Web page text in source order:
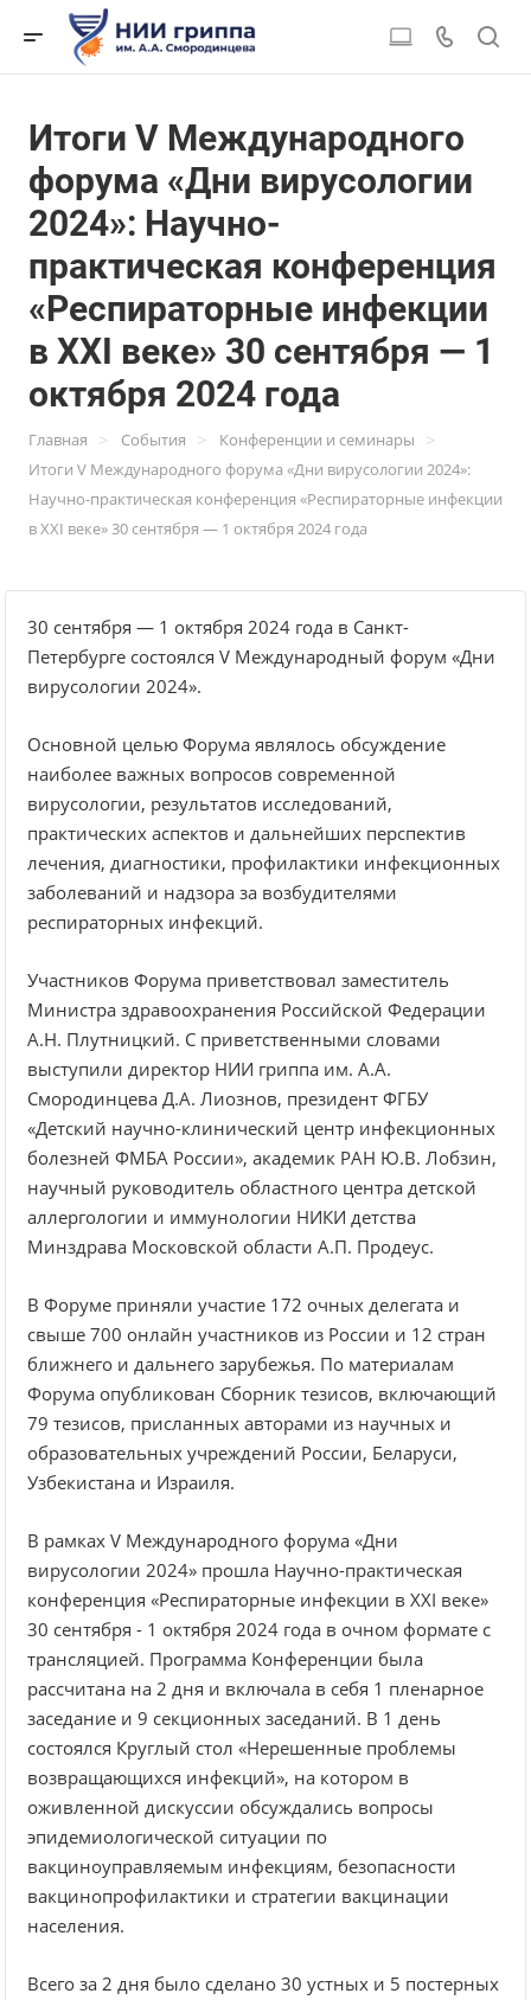
Итоги V Международного
форума «Дни вирусологии
2024»: Научно-
практическая конференция
«Респираторные инфекции
в XXI веке» 30 сентября — 1
октября 2024 года
Главная > События > Конференции и семинары >
Итоги V Международного форума «Дни вирусологии 2024»:
Научно-практическая конференция «Респираторные инфекции
в XXI веке» 30 сентября — 1 октября 2024 года
30 сентября — 1 октября 2024 года в Санкт-
Петербурге состоялся V Международный форум «Дни
вирусологии 2024».
Основной целью Форума являлось обсуждение
наиболее важных вопросов современной
вирусологии, результатов исследований,
практических аспектов и дальнейших перспектив
лечения, диагностики, профилактики инфекционных
заболеваний и надзора за возбудителями
респираторных инфекций.
Участников Форума приветствовал заместитель
Министра здравоохранения Российской Федерации
А.Н. Плутницкий. С приветственными словами
выступили директор НИИ гриппа им. А.А.
Смородинцева Д.А. Лиознов, президент ФГБУ
«Детский научно-клинический центр инфекционных
болезней ФМБА России», академик РАН Ю.В. Лобзин,
научный руководитель областного центра детской
аллергологии и иммунологии НИКИ детства
Минздрава Московской области А.П. Продеус.
В Форуме приняли участие 172 очных делегата и
свыше 700 онлайн участников из России и 12 стран
ближнего и дальнего зарубежья. По материалам
Форума опубликован Сборник тезисов, включающий
79 тезисов, присланных авторами из научных и
образовательных учреждений России, Беларуси,
Узбекистана и Израиля.
В рамках V Международного форума «Дни
вирусологии 2024» прошла Научно-практическая
конференция «Респираторные инфекции в XXI веке»
30 сентября - 1 октября 2024 года в очном формате с
трансляцией. Программа Конференции была
рассчитана на 2 дня и включала в себя 1 пленарное
заседание и 9 секционных заседаний. В 1 день
состоялся Круглый стол «Нерешенные проблемы
возвращающихся инфекций», на котором в
оживленной дискуссии обсуждались вопросы
эпидемиологической ситуации по
вакциноуправляемым инфекциям, безопасности
вакцинопрофилактики и стратегии вакцинации
населения.
Всего за 2 дня было сделано 30 устных и 5 постерных